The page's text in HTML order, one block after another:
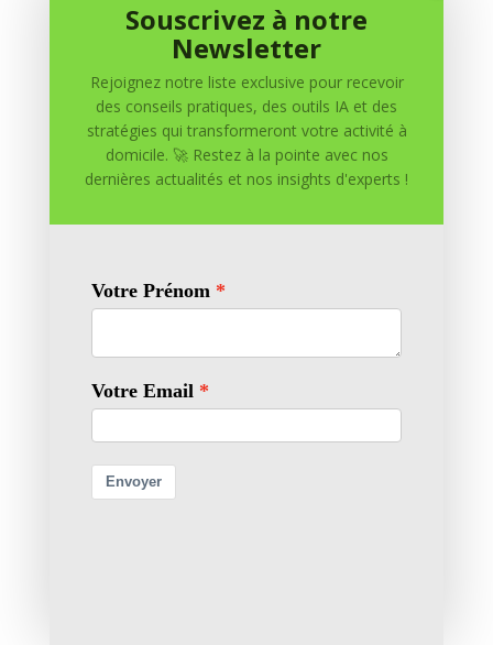
Création de Contenu
Soumettre un commentaire
Souscrivez à notre
Newsletter
Rejoignez notre liste exclusive pour recevoir
des conseils pratiques, des outils IA et des
stratégies qui transformeront votre activité à
domicile. 🚀 Restez à la pointe avec nos
dernières actualités et nos insights d'experts !